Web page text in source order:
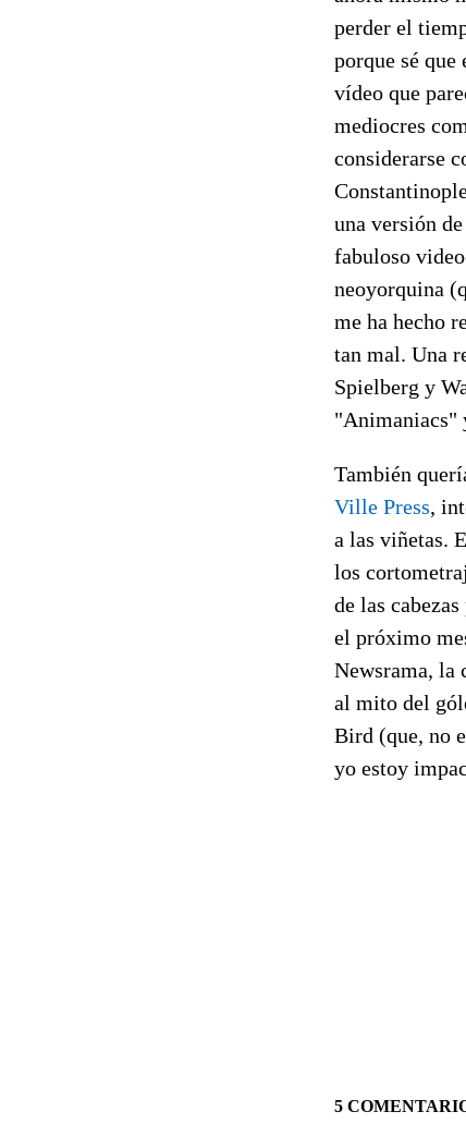
perder el
porque sé
vídeo que
mediocres
considerarse
una versión
fabuloso
neoyorquina
me ha hecho
tan mal. Una
Spielberg y
"Animaniacs"
También
Ville Press,
a las viñetas.
los
de las
el próximo
Newsrama, la
al mito del
Bird (que, no
yo estoy
5